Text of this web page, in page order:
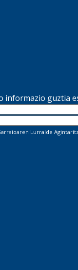
informazio guztia
Lurralde